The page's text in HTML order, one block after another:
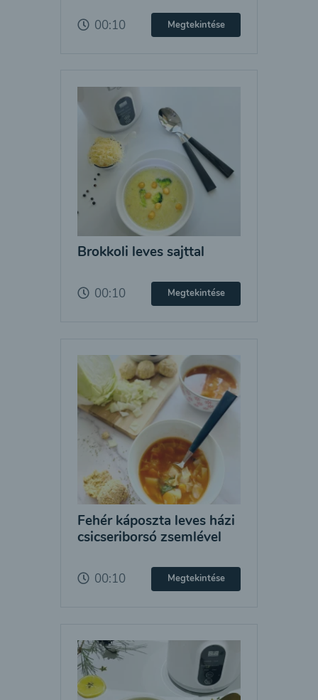
00:10 Megtekintése
Brokkoli leves sajttal
00:10 Megtekintése
Fehér káposzta leves házi
csicseriborsó zsemlével
00:10 Megtekintése